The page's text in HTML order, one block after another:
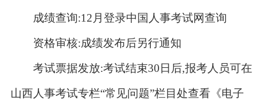
成绩查询:12月登录中国人事考试网查询
资格审核:成绩发布后另行通知
考试票据发放:考试结束30日后,报考人员可在
山西人事考试专栏“常见问题”栏目处查看《电子